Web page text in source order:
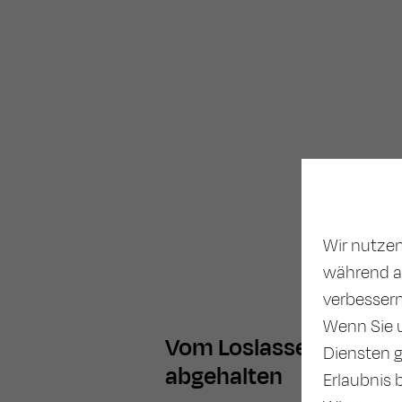
Wir
während
Wenn Sie
Diensten
Erlaubnis
Vom Loslassen
abgehalten